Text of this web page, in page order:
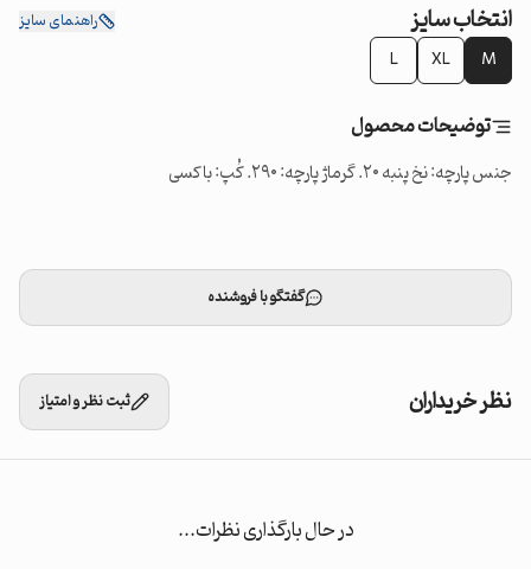
انتخاب سایز
راهنمای سایز
M
XL
L
توضیحات محصول
جنس پارچه: نخ پنبه ۲۰. گرماژ پارچه: ۲۹۰. کُپ: باکسی
گفتگو با فروشنده
نظر خریداران ثبت نظر و امتیاز
در حال بارگذاری نظرات...